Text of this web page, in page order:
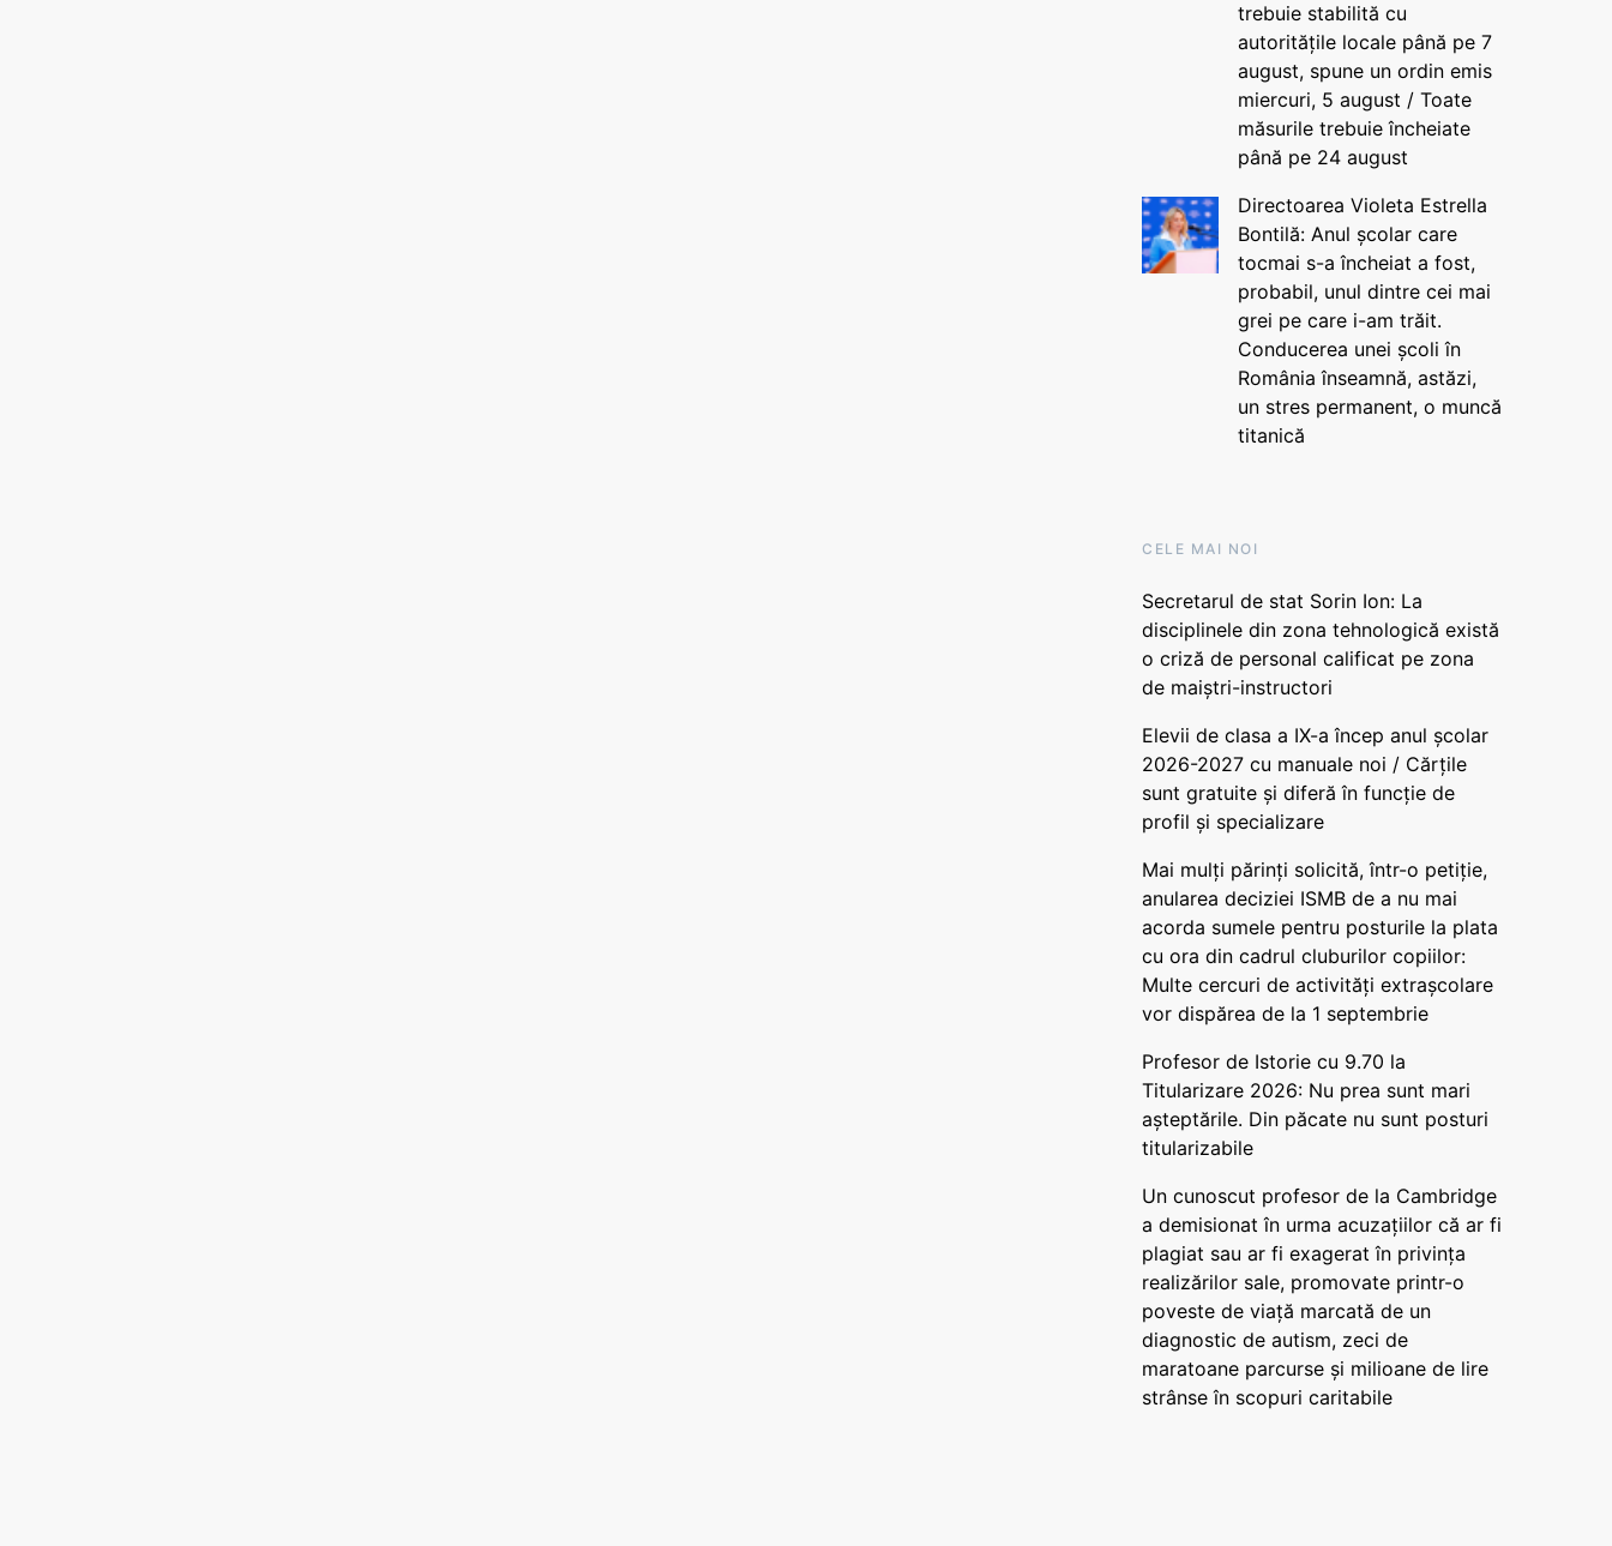
trebuie stabilită cu
autoritățile locale până pe 7
august, spune un ordin emis
miercuri, 5 august / Toate
măsurile trebuie încheiate
până pe 24 august
Directoarea Violeta Estrella
Bontilă: Anul școlar care
tocmai s-a încheiat a fost,
probabil, unul dintre cei mai
grei pe care i-am trăit.
Conducerea unei școli în
România înseamnă, astăzi,
un stres permanent, o muncă
titanică
CELE MAI NOI
Secretarul de stat Sorin Ion: La
disciplinele din zona tehnologică există
o criză de personal calificat pe zona
de maiștri-instructori
Elevii de clasa a IX-a încep anul școlar
2026-2027 cu manuale noi / Cărțile
sunt gratuite și diferă în funcție de
profil și specializare
Mai mulți părinți solicită, într-o petiție,
anularea deciziei ISMB de a nu mai
acorda sumele pentru posturile la plata
cu ora din cadrul cluburilor copiilor:
Multe cercuri de activități extrașcolare
vor dispărea de la 1 septembrie
Profesor de Istorie cu 9.70 la
Titularizare 2026: Nu prea sunt mari
așteptările. Din păcate nu sunt posturi
titularizabile
Un cunoscut profesor de la Cambridge
a demisionat în urma acuzațiilor că ar fi
plagiat sau ar fi exagerat în privința
realizărilor sale, promovate printr-o
poveste de viață marcată de un
diagnostic de autism, zeci de
maratoane parcurse și milioane de lire
strânse în scopuri caritabile